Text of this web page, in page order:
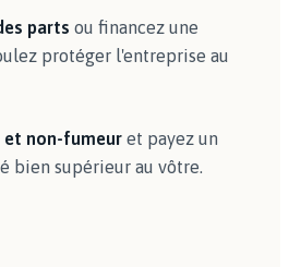
parts ou financez une
protéger l'entreprise au
et non-fumeur et payez un
bien supérieur au vôtre.